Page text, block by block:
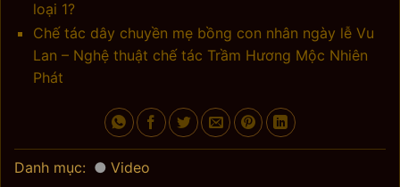
loại 1?
Chế tác dây chuyền mẹ bồng con nhân ngày lễ Vu
Lan – Nghệ thuật chế tác Trầm Hương Mộc Nhiên
Phát
Danh mục: Video